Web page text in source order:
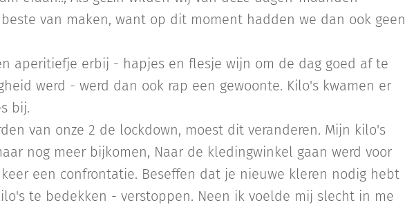
van maken, want op dit moment hadden we dan ook geen
aperitiefje erbij - hapjes en flesje wijn om de dag goed af te
werd - werd dan ook rap een gewoonte. Kilo's kwamen er
bij.
van onze 2 de lockdown, moest dit veranderen. Mijn kilo's
nog meer bijkomen, Naar de kledingwinkel gaan werd voor
een confrontatie. Beseffen dat je nieuwe kleren nodig hebt
te bedekken - verstoppen. Neen ik voelde mij slecht in me